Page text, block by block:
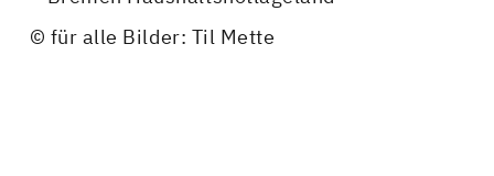
© für alle Bilder: Til Mette